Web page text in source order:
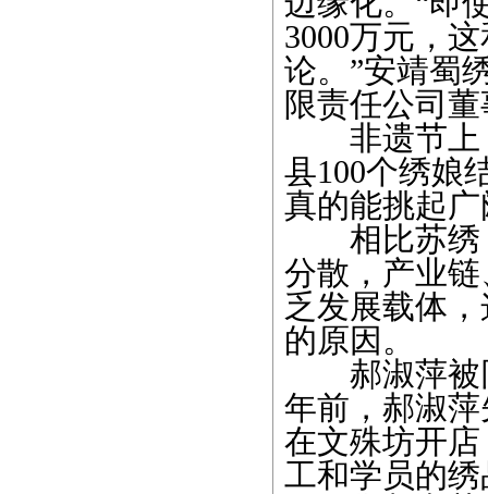
3000万元，
论。”安靖蜀
限责任公司
非遗节上，
县100个绣娘
真的能挑起广
相比苏绣，
分散，产业
乏发展载体
的原因。
郝淑萍被同
年前，郝淑
在文殊坊开
工和学员的